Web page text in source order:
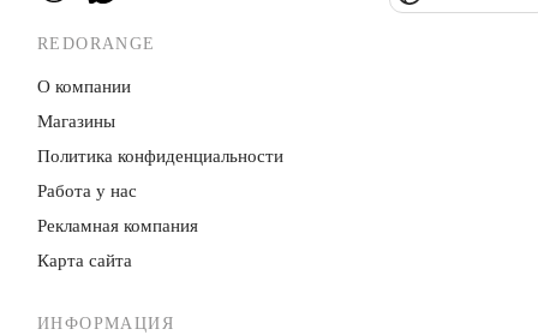
REDORANGE
О компании
Магазины
Политика конфиденци­альности
Работа у нас
Рекламная компания
Карта сайта
ИНФОРМАЦИЯ